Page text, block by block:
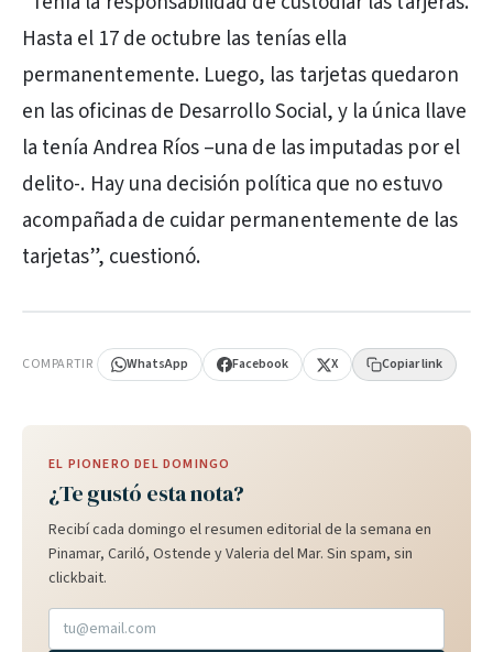
Hasta el 17 de octubre las tenías ella
permanentemente. Luego, las tarjetas quedaron
en las oficinas de Desarrollo Social, y la única llave
la tenía Andrea Ríos –una de las imputadas por el
delito-. Hay una decisión política que no estuvo
acompañada de cuidar permanentemente de las
tarjetas”, cuestionó.
COMPARTIR WhatsApp Facebook X Copiar link
EL PIONERO DEL DOMINGO
¿Te gustó esta nota?
Recibí cada domingo el resumen editorial de la semana en
Pinamar, Cariló, Ostende y Valeria del Mar. Sin spam, sin
clickbait.